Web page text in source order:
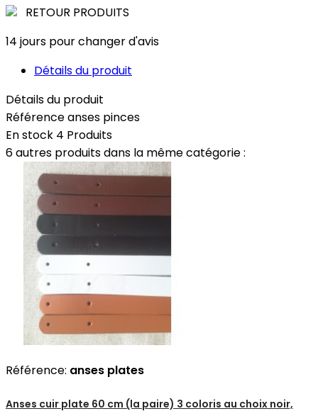
RETOUR PRODUITS
14 jours pour changer d'avis
Détails du produit
Détails du produit
Référenceanses pinces
En stock 4 Produits
6 autres produits dans la même catégorie :
Référence: anses plates
Anses cuir plate 60 cm (la paire) 3 coloris au choix noir,